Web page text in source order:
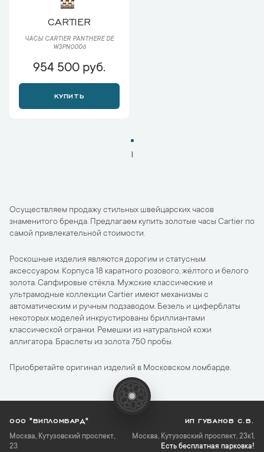
CARTIER
ЧАСЫ CARTIER PANTHERE DE
W3PN0006
954 500 руб.
КУПИТЬ
1
Осуществляем продажу стильных швейцарских часов
знаменитого бренда. Предлагаем купить золотые часы Cartier по
самой привлекательной стоимости.
Роскошные изделия являются дорогим и статусным
аксессуаром. Корпуса 18 каратного розового, жёлтого и белого
золота. Сапфировые стёкла. Мужские классические и
ультрамодные коллекции Cartier имеют механизмы с
автоматическим и ручным подзаводом. Безель и циферблаты
некоторых моделей инкрустированы бриллиантами
классической огранки. Ремешки из натуральной кожи
аллигатора. Браслеты из золота 750 пробы.
Приобретайте оригинал изделий в Московском ломбарде.
ООО "ВИПЛОМБАРД"
Москва, Кутузовский проспект,
23
ИП ГУБАНОВ С.В.
Москва, Кутузовский проспект, 23к1,
Есть бесплатная парковка!